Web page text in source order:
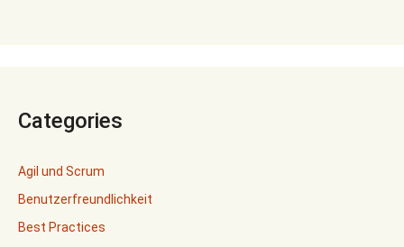
Categories
Agil und Scrum
Benutzerfreundlichkeit
Best Practices